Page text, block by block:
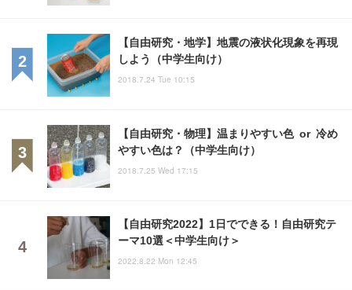
【自由研究・地学】地震の液状化現象を再現
しよう（中学生向け）
2018.7.24 Tue 10:15
【自由研究・物理】温まりやすい色 or 冷め
やすい色は？（中学生向け）
2018.7.25 Wed 17:15
【自由研究2022】1日でできる！自由研究テ
ーマ10選＜中学生向け＞
2022.8.22 Mon 12:45